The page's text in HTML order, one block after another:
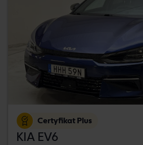
Certyfikat Plus
KIA EV6